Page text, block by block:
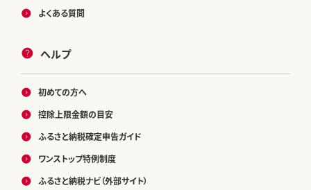
よくある質問
ヘルプ
初めての方へ
控除上限金額の目安
ふるさと納税確定申告ガイド
ワンストップ特例制度
ふるさと納税ナビ（外部サイト）